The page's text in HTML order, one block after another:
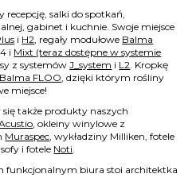
salki do spotkań,
gabinet i kuchnie. Swoje miejsce
i H2, regały modułowe Balma
i Mixt (teraz dostępne w systemie
z systemówJ_system i L2. Kropkę
Balma FLOO, dzięki którym rośliny
miejsce!
także produkty naszych
, okleiny winylowe z
Muraspec, wykładziny Milliken, fotele
i fotele Noti.
funkcjonalnym biura stoi architektka